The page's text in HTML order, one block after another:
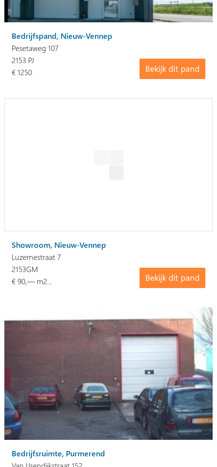
Bedrijfspand, Nieuw-Vennep
Pesetaweg 107
Bekijk dit pand
2153 PJ
€ 1250
Showroom, Nieuw-Vennep
Luzernestraat 7
Bekijk dit pand
2153GM
€ 90,— m2…
Bedrijfsruimte, Purmerend